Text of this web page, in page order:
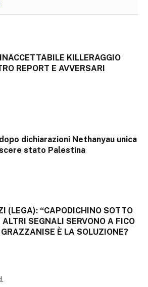
KILLERAGGIO
REPORT E AVVERSARI
dichiarazioni Nethanyau unica
stato Palestina
(LEGA): “CAPODICHINO SOTTO
SEGNALI SERVONO A FICO
È LA SOLUZIONE?